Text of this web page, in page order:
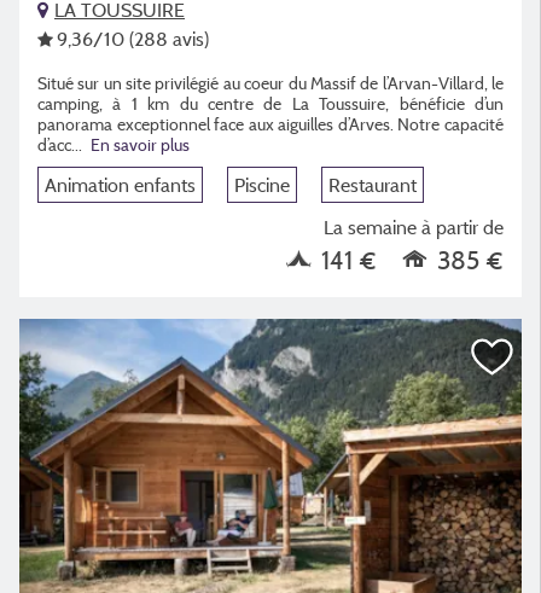
LA TOUSSUIRE
9,36/10 (288 avis)
Situé sur un site privilégié au coeur du Massif de l’Arvan-Villard, le
camping, à 1 km du centre de La Toussuire, bénéficie d’un
panorama exceptionnel face aux aiguilles d’Arves. Notre capacité
d’acc...
En savoir plus
Animation enfants Piscine
Restaurant
La semaine à partir de
141 € 385 €